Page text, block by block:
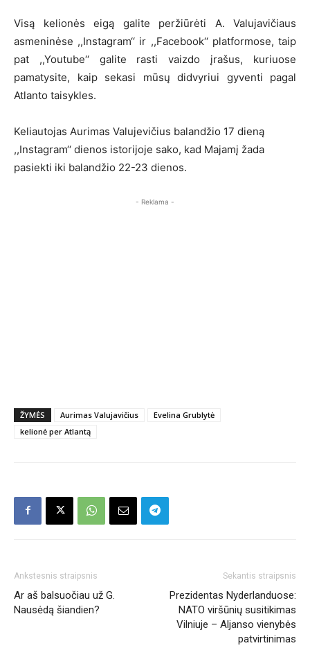
Visą kelionės eigą galite peržiūrėti A. Valujavičiaus
asmeninėse ,,Instagram‘‘ ir ,,Facebook‘‘ platformose, taip
pat ,,Youtube‘‘ galite rasti vaizdo įrašus, kuriuose
pamatysite, kaip sekasi mūsų didvyriui gyventi pagal
Atlanto taisykles.
Keliautojas Aurimas Valujevičius balandžio 17 dieną
,,Instagram‘‘ dienos istorijoje sako, kad Majamį žada
pasiekti iki balandžio 22-23 dienos.
- Reklama -
ŽYMĖS Aurimas Valujavičius
Evelina Grublytė
kelionė per Atlantą
Ankstesnis straipsnis
Ar aš balsuočiau už G.
Nausėdą šiandien?
Sekantis straipsnis
Prezidentas Nyderlanduose:
NATO viršūnių susitikimas
Vilniuje – Aljanso vienybės
patvirtinimas